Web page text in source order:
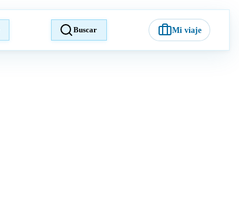
Buscar Mi viaje